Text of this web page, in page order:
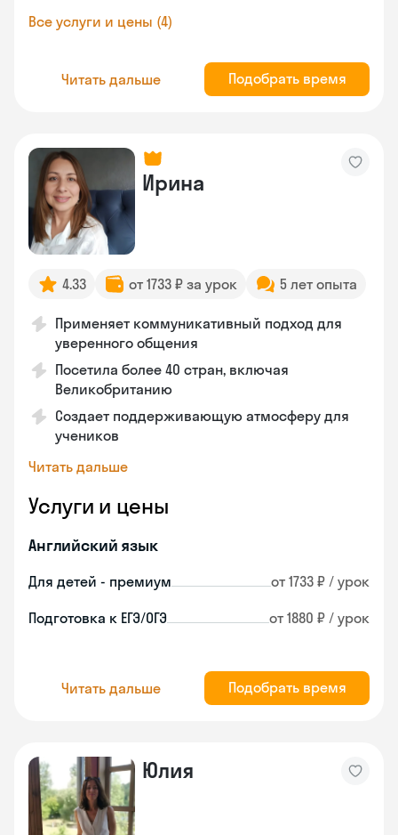
Все услуги и цены (4)
Читать дальше Подобрать время
Ирина
4.33 от 1733 ₽ за урок 5 лет опыта
Применяет коммуникативный подход для
уверенного общения
Посетила более 40 стран, включая
Великобританию
Создает поддерживающую атмосферу для
учеников
Читать дальше
Услуги и цены
Английский язык
Для детей - премиум от 1733 ₽ / урок
Подготовка к ЕГЭ/ОГЭ от 1880 ₽ / урок
Читать дальше Подобрать время
Юлия